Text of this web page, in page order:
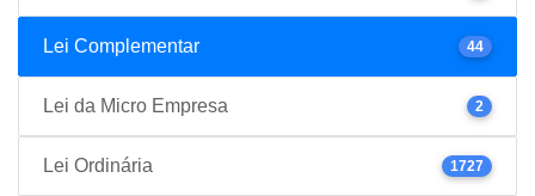
Lei Complementar 44
Lei da Micro Empresa 2
Lei Ordinária 1727